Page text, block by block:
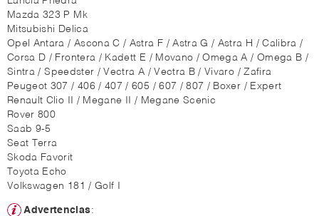
Mazda 323 P Mk
Mitsubishi Delica
Opel Antara / Ascona C / Astra F / Astra G / Astra H / Calibra /
Corsa D / Frontera / Kadett E / Movano / Omega A / Omega B /
Sintra / Speedster / Vectra A / Vectra B / Vivaro / Zafira
Peugeot 307 / 406 / 407 / 605 / 607 / 807 / Boxer / Expert
Renault Clio II / Megane II / Megane Scenic
Rover 800
Saab 9-5
Seat Terra
Skoda Favorit
Toyota Echo
Volkswagen 181 / Golf I
Advertencias: